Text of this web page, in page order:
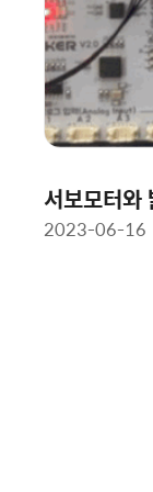
서보모터와
2023-06-16